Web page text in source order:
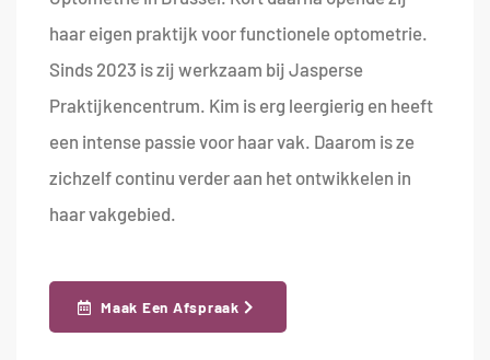
haar eigen praktijk voor functionele optometrie.
Sinds 2023 is zij werkzaam bij Jasperse
Praktijkencentrum. Kim is erg leergierig en heeft
een intense passie voor haar vak. Daarom is ze
zichzelf continu verder aan het ontwikkelen in
haar vakgebied.
Maak Een Afspraak